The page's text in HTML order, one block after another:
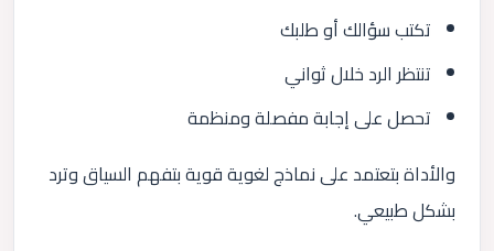
تكتب سؤالك أو طلبك
تنتظر الرد خلال ثواني
تحصل على إجابة مفصلة ومنظمة
والأداة بتعتمد على نماذج لغوية قوية بتفهم السياق وترد
بشكل طبيعي.